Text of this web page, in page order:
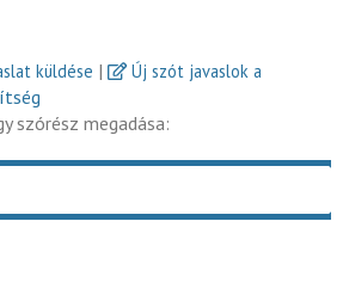
küldése |
Új szót javaslok a
szórész megadása: